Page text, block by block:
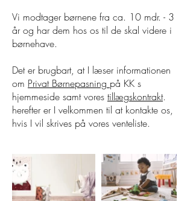
Vi modtager børnene fra ca. 10 mdr. - 3
år og har dem hos os til de skal videre i
børnehave.
Det er brugbart, at I læser informationen
om Privat Børnepasning på KK s
hjemmeside samt vores tillægskontrakt.
herefter er I velkommen til at kontakte os,
hvis I vil skrives på vores venteliste.